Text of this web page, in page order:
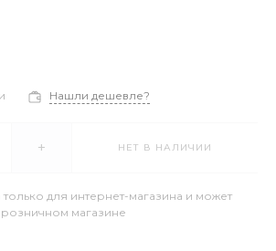
Нашли дешевле?
+ НЕТ В НАЛИЧИИ
только для интернет-магазина и может
розничном магазине